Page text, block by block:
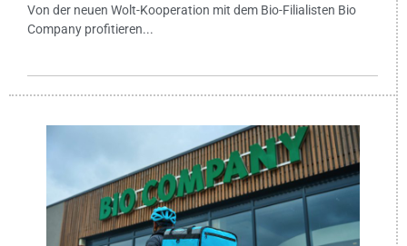
Von der neuen Wolt-Kooperation mit dem Bio-Filialisten Bio
Company profitieren...